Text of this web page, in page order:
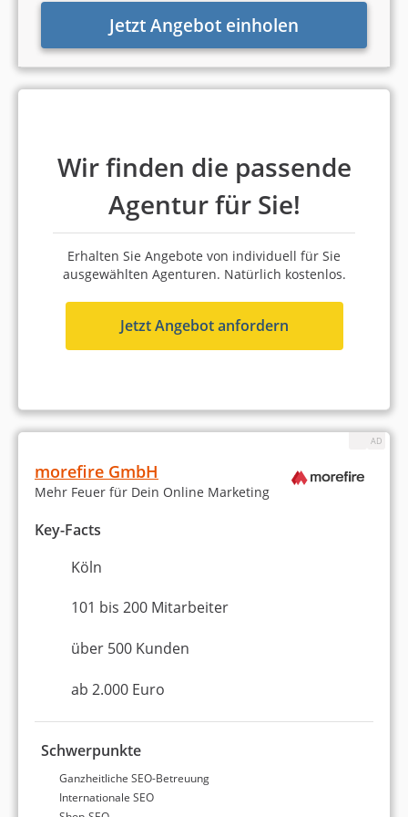
100 % Weiterempfehlung
Platz 2 in Köln 8,77 von 10
5,0
6 bis 10 Mitarbeiter
100 % Weiterempfehlung
Schild Roth SEO Agentur
Köln
4,9 Sterne
Statistiken zu unseren
bestenSEO-Agenturen in
Jetzt Angebot einholen
Wir finden die passende
Agentur für Sie!
Erhalten Sie Angebote von individuell für Sie
ausgewählten Agenturen. Natürlich kostenlos.
Jetzt Angebot anfordern
morefire GmbH
Mehr Feuer für Dein Online Marketing
Key-Facts
Köln
101 bis 200 Mitarbeiter
über 500 Kunden
ab 2.000 Euro
Schwerpunkte
Ganzheitliche SEO-Betreuung
Internationale SEO